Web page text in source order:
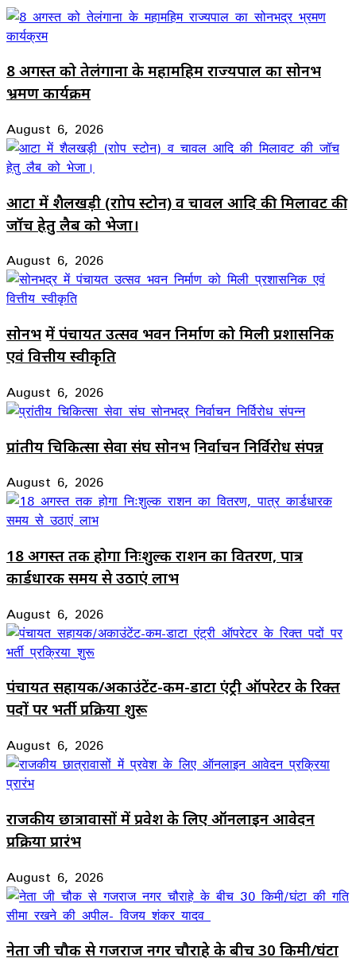
8 अगस्त को तेलंगाना के महामहिम राज्यपाल का सोनभद्र
भ्रमण कार्यक्रम
August 6, 2026
आटा में शैलखड़ी (राोप स्टोन) व चावल आदि की मिलावट की
जॉच हेतु लैब को भेजा।
August 6, 2026
सोनभद्र में पंचायत उत्सव भवन निर्माण को मिली प्रशासनिक
एवं वित्तीय स्वीकृति
August 6, 2026
प्रांतीय चिकित्सा सेवा संघ सोनभद्र निर्वाचन निर्विरोध संपन्न
August 6, 2026
18 अगस्त तक होगा निःशुल्क राशन का वितरण, पात्र
कार्डधारक समय से उठाएं लाभ
August 6, 2026
पंचायत सहायक/अकाउंटेंट-कम-डाटा एंट्री ऑपरेटर के रिक्त
पदों पर भर्ती प्रक्रिया शुरू
August 6, 2026
राजकीय छात्रावासों में प्रवेश के लिए ऑनलाइन आवेदन
प्रक्रिया प्रारंभ
August 6, 2026
नेता जी चौक से गजराज नगर चौराहे के बीच 30 किमी/घंटा